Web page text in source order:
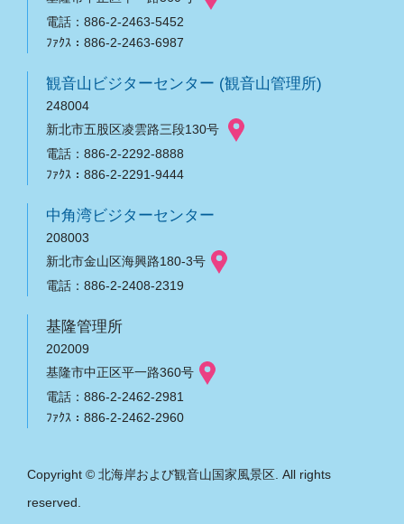
電話：886-2-2463-5452
ﾌｧｸｽ：886-2-2463-6987
観音山ビジターセンター (観音山管理所)
248004
新北市五股区凌雲路三段130号
電話：886-2-2292-8888
ﾌｧｸｽ：886-2-2291-9444
中角湾ビジターセンター
208003
新北市金山区海興路180-3号
電話：886-2-2408-2319
基隆管理所
202009
基隆市中正区平一路360号
電話：886-2-2462-2981
ﾌｧｸｽ：886-2-2462-2960
Copyright © 北海岸および観音山国家風景区. All rights
reserved.